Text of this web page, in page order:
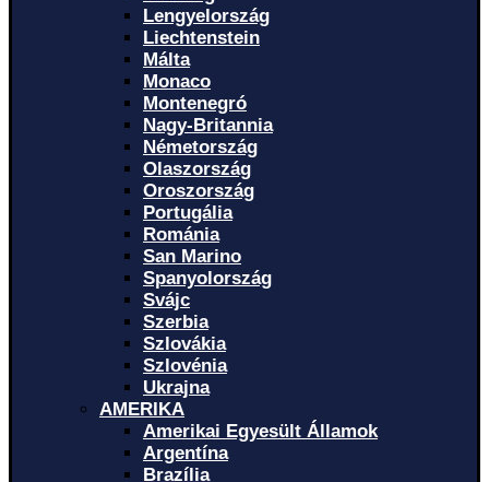
Lengyelország
Liechtenstein
Málta
Monaco
Montenegró
Nagy-Britannia
Németország
Olaszország
Oroszország
Portugália
Románia
San Marino
Spanyolország
Svájc
Szerbia
Szlovákia
Szlovénia
Ukrajna
AMERIKA
Amerikai Egyesült Államok
Argentína
Brazília